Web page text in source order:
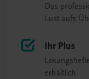
Das
Lust aufs
Ihr Plus
erhältlich.